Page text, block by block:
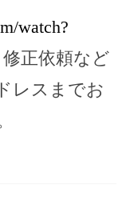
watch?
修正依頼など
レスまでお